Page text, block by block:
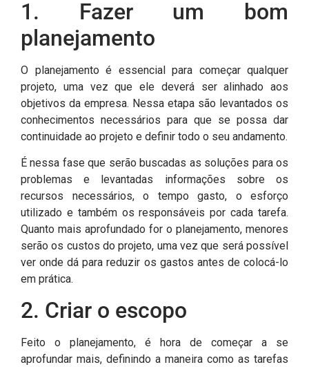
1. Fazer um bom
planejamento
O planejamento é essencial para começar qualquer
projeto, uma vez que ele deverá ser alinhado aos
objetivos da empresa. Nessa etapa são levantados os
conhecimentos necessários para que se possa dar
continuidade ao projeto e definir todo o seu andamento.
É nessa fase que serão buscadas as soluções para os
problemas e levantadas informações sobre os
recursos necessários, o tempo gasto, o esforço
utilizado e também os responsáveis por cada tarefa.
Quanto mais aprofundado for o planejamento, menores
serão os custos do projeto, uma vez que será possível
ver onde dá para reduzir os gastos antes de colocá-lo
em prática.
2. Criar o escopo
Feito o planejamento, é hora de começar a se
aprofundar mais, definindo a maneira como as tarefas